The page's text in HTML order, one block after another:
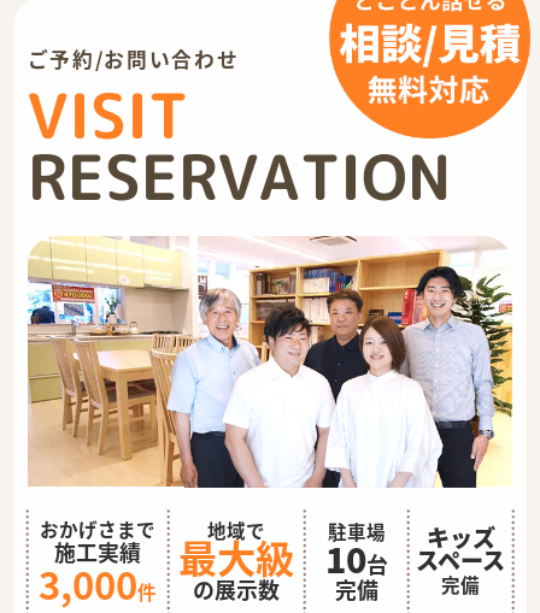
ご予約/お問い合わせ
VISIT
RESERVATION
おかげさまで
施工実績
3,000件
地域で
最大級
の展示数
駐車場
10台
完備
キッズ
スペース
完備